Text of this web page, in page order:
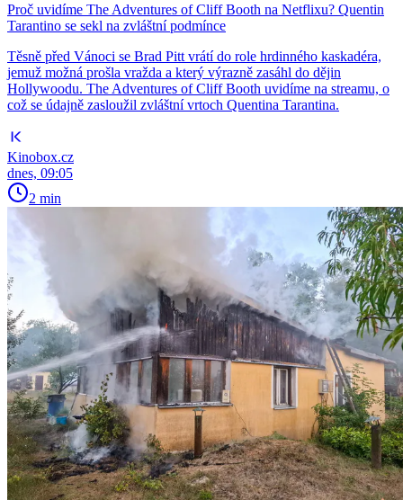
Proč uvidíme The Adventures of Cliff Booth na Netflixu? Quentin
Tarantino se sekl na zvláštní podmínce
Těsně před Vánoci se Brad Pitt vrátí do role hrdinného kaskadéra,
jemuž možná prošla vražda a který výrazně zasáhl do dějin
Hollywoodu. The Adventures of Cliff Booth uvidíme na streamu, o
což se údajně zasloužil zvláštní vrtoch Quentina Tarantina.
Kinobox.cz
dnes, 09:05
2 min